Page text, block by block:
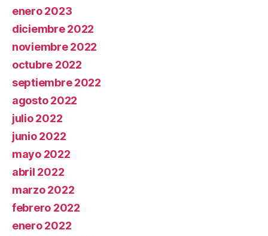
enero 2023
diciembre 2022
noviembre 2022
octubre 2022
septiembre 2022
agosto 2022
julio 2022
junio 2022
mayo 2022
abril 2022
marzo 2022
febrero 2022
enero 2022